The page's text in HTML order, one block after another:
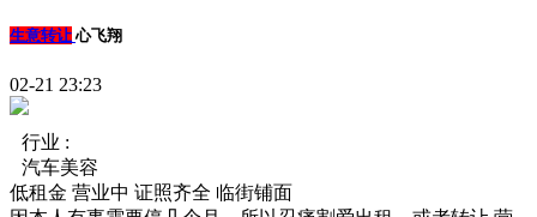
生意转让 心飞翔
02-21 23:23
行业 :
汽车美容
低租金 营业中 证照齐全 临街铺面